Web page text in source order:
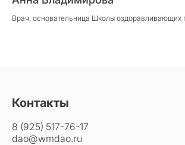
Врач, основательница Школы оздоравливающих
Контакты
8 (925) 517-76-17
dao@wmdao.ru